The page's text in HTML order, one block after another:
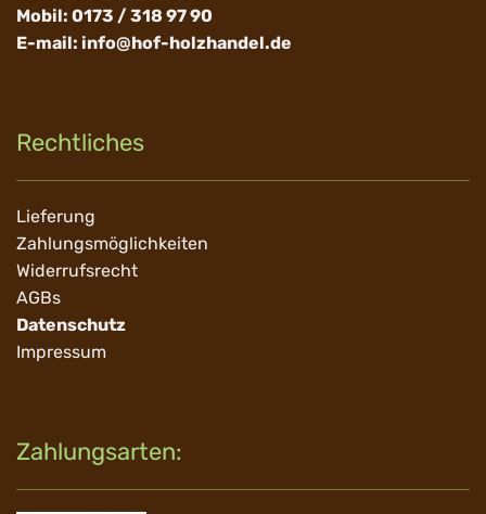
Mobil: 0173 / 318 97 90
E-mail: info@hof-holzhandel.de
Rechtliches
Navigation
überspringen
Lieferung
Zahlungsmöglichkeiten
Widerrufsrecht
AGBs
Datenschutz
Impressum
Zahlungsarten: